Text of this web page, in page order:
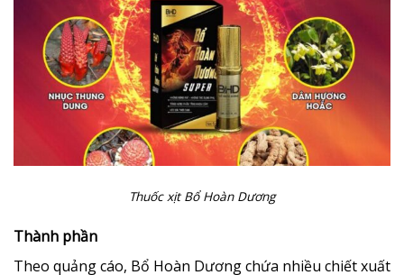
Thuốc xịt Bổ Hoàn Dương
Thành phần
Theo quảng cáo, Bổ Hoàn Dương chứa nhiều chiết xuất